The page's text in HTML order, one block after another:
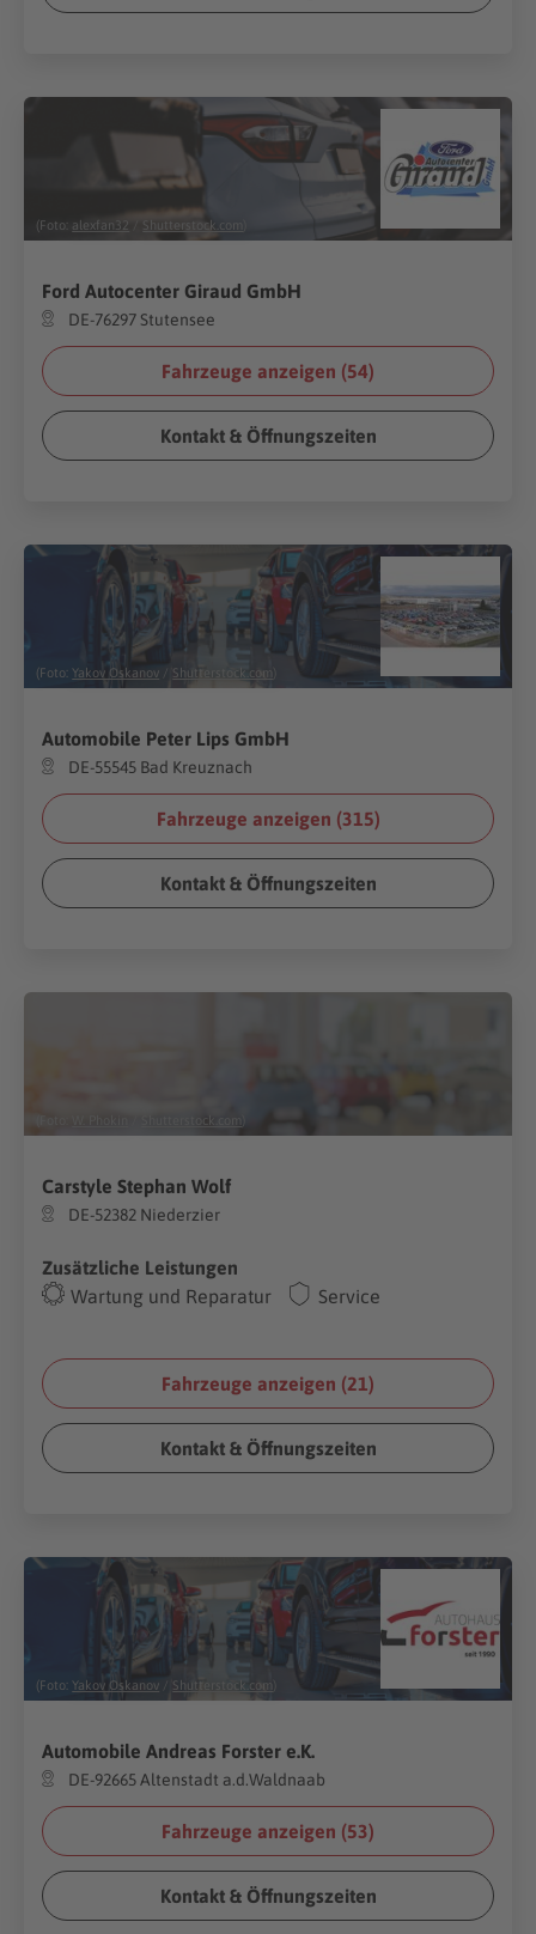
(Foto: alexfan32 Shutterstock.com
Ford Autocenter Giraud GmbH
DE-76297 Stutensee
Fahrzeuge anzeigen (54)
Kontakt & Öffnungszeiten
(Foto: Yakov Oskanov / Shutterstock.com
Automobile Peter Lips GmbH
DE-55545 Bad Kreuznach
Fahrzeuge anzeigen (315)
Kontakt & Öffnungszeiten
Shutterstock.com
Carstyle Stephan Wolf
DE-52382 Niederzier
Zusätzliche Leistungen
Wartung und Reparatur
Service
Fahrzeuge anzeigen (21)
Kontakt & Öffnungszeiten
(Foto: Yakov Oskanov / Shutterstock.com
Automobile Andreas Forster e.K.
DE-92665 Altenstadt a.d.Waldnaab
Fahrzeuge anzeigen (53)
Kontakt & Öffnungszeiten